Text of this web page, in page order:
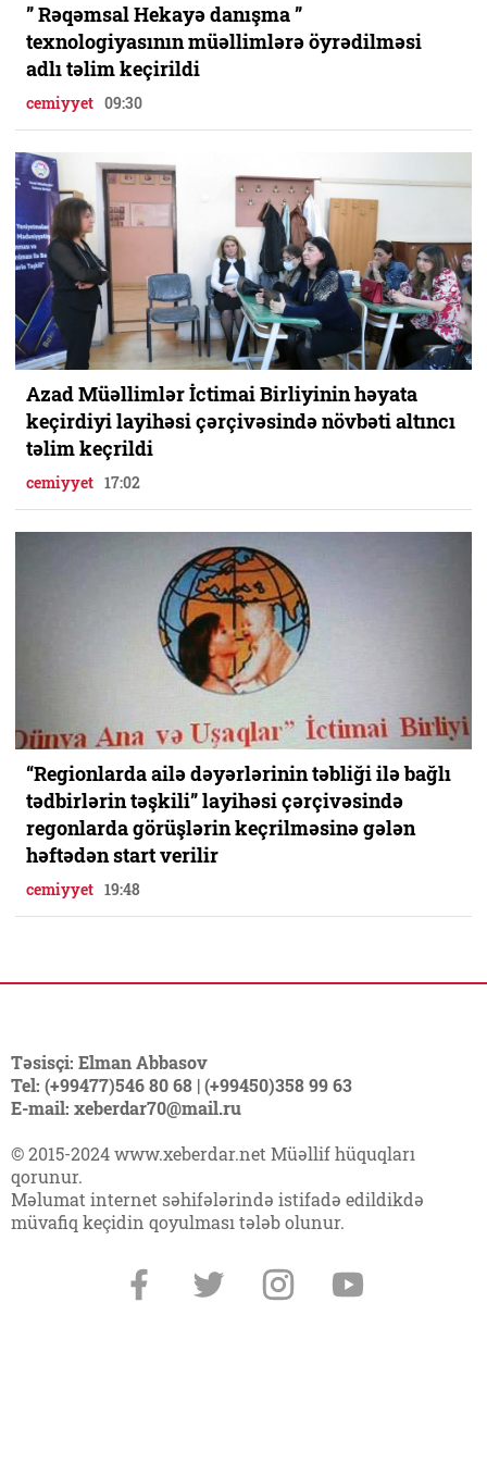
” Rəqəmsal Hekayə danışma ”
texnologiyasının müəllimlərə öyrədilməsi
adlı təlim keçirildi
cemiyyet 09:30
Azad Müəllimlər İctimai Birliyinin həyata
keçirdiyi layihəsi çərçivəsində növbəti altıncı
təlim keçrildi
cemiyyet 17:02
“Regionlarda ailə dəyərlərinin təbliği ilə bağlı
tədbirlərin təşkili” layihəsi çərçivəsində
regonlarda görüşlərin keçrilməsinə gələn
həftədən start verilir
cemiyyet 19:48
Təsisçi: Elman Abbasov
Tel: (+99477)546 80 68 | (+99450)358 99 63
E-mail: xeberdar70@mail.ru
© 2015-2024 www.xeberdar.net Müəllif hüquqları
qorunur.
Məlumat internet səhifələrində istifadə edildikdə
müvafiq keçidin qoyulması tələb olunur.